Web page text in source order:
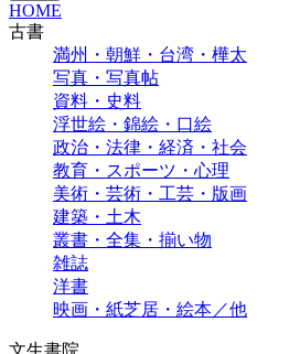
HOME
古書
満州・朝鮮・台湾・樺太
写真・写真帖
資料・史料
浮世絵・錦絵・口絵
政治・法律・経済・社会
教育・スポーツ・心理
美術・芸術・工芸・版画
建築・土木
叢書・全集・揃い物
雑誌
洋書
映画・紙芝居・絵本／他